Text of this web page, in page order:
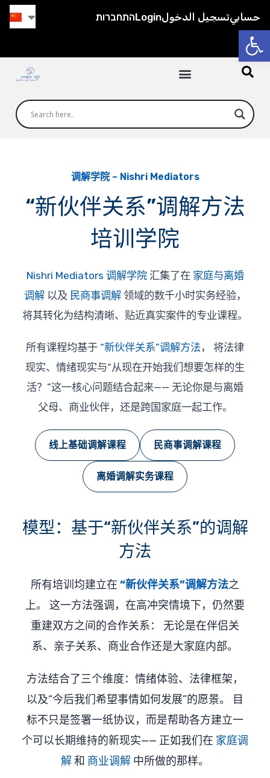
打开工具栏
התחברותLoginتسجيل الدخولحسابي
调解学院 – Nishri Mediators
“新伙伴关系”调解方法
培训学院
Nishri Mediators 调解学院汇集了在 家庭与离婚
调解以及 民商事调解领域的数千小时实务经验，
将其转化为结构清晰、贴近真实案件的专业课程。
所有课程均基于 “新伙伴关系”调解方法， 将法律
现实、情绪现实与“从现在开始我们想要怎样的生
活？”这一核心问题结合起来—— 无论你是与离婚
父母、商业伙伴，还是跨国家庭一起工作。
线上基础调解课程 民商事调解课程
离婚调解实务课程
模型：基于“新伙伴关系”的调解
方法
所有培训均建立在 “新伙伴关系”调解方法之
上。 这一方法强调，在高冲突情境下，仍然要
重建双方之间的合作关系： 无论是在伴侣关
系、亲子关系、商业合作还是大家庭内部。
方法结合了三个维度：情绪体验、法律框架，
以及“今后我们希望事情如何发展”的愿景。 目
标不只是签署一纸协议，而是帮助各方建立一
个可以长期维持的新现实—— 正如我们在 家庭调
解和 商业调解 中所做的那样。